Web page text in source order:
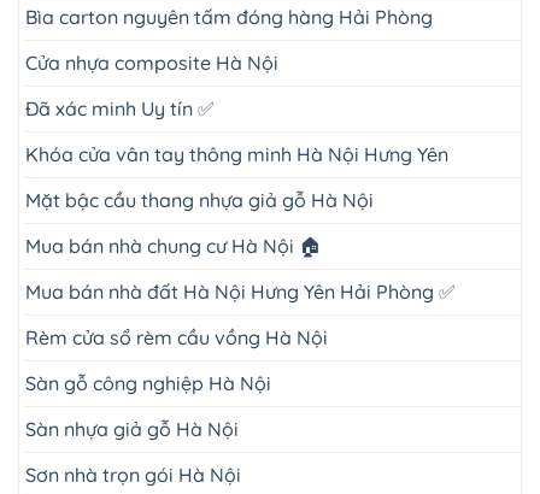
Bìa carton nguyên tấm đóng hàng Hải Phòng
Cửa nhựa composite Hà Nội
Đã xác minh Uy tín ✅
Khóa cửa vân tay thông minh Hà Nội Hưng Yên
Mặt bậc cầu thang nhựa giả gỗ Hà Nội
Mua bán nhà chung cư Hà Nội 🏠
Mua bán nhà đất Hà Nội Hưng Yên Hải Phòng ✅
Rèm cửa sổ rèm cầu vồng Hà Nội
Sàn gỗ công nghiệp Hà Nội
Sàn nhựa giả gỗ Hà Nội
Sơn nhà trọn gói Hà Nội